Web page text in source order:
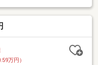
万円）